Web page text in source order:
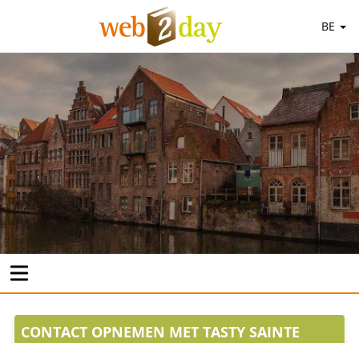
BE
CONTACT OPNEMEN MET TASTY SAINTE